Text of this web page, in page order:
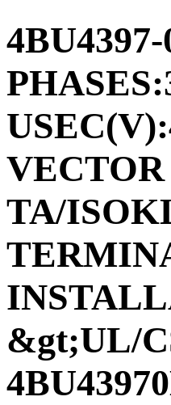
TA/
&gt;UL/